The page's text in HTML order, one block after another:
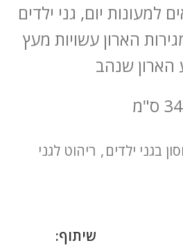
למעונות יום, גני ילדים
הארון עשויות מעץ
הארון שנהב
בגני ילדים, ריהוט לגני
שיתוף: